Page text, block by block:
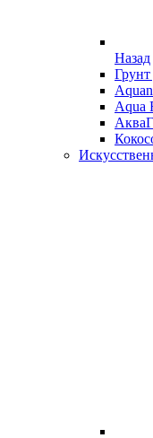
Назад
Aqua